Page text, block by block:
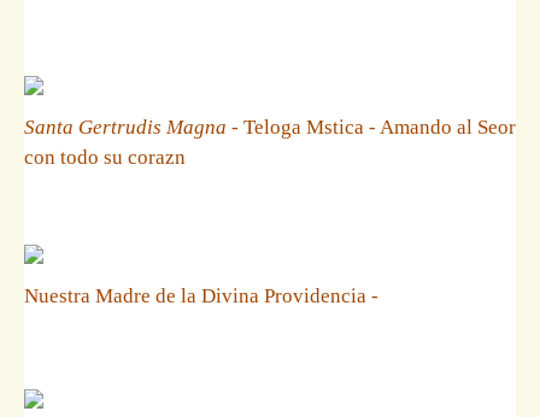
Santa Gertrudis Magna - Teloga Mstica - Amando al Seor
con todo su corazn
Nuestra Madre de la Divina Providencia -